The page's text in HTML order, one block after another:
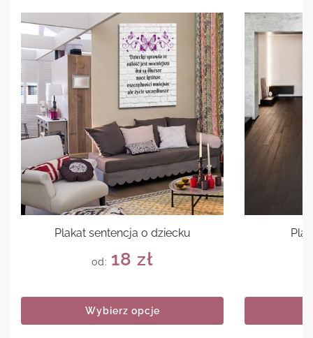
Plakat sentencja o dziecku
od: 18 zł
Wybierz opcje